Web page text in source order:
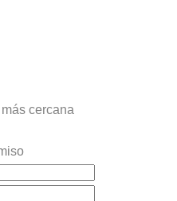
cercana